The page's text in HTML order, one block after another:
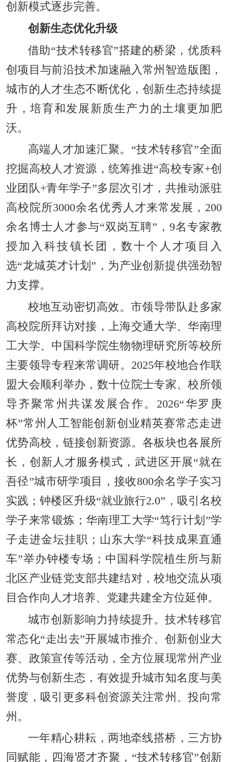
创新模式逐步完善。
创新生态优化升级
借助“技术转移官”搭建的桥梁，优质科
创项目与前沿技术加速融入常州智造版图，
城市的人才生态不断优化，创新生态持续提
升，培育和发展新质生产力的土壤更加肥
沃。
高端人才加速汇聚。“技术转移官”全面
挖掘高校人才资源，统筹推进“高校专家+创
业团队+青年学子”多层次引才，共推动派驻
高校院所3000余名优秀人才来常发展，200
余名博士人才参与“双岗互聘”，9名专家教
授加入科技镇长团，数十个人才项目入
选“龙城英才计划”，为产业创新提供强劲智
力支撑。
校地互动密切高效。市领导带队赴多家
高校院所拜访对接，上海交通大学、华南理
工大学、中国科学院生物物理研究所等校所
主要领导专程来常调研。2025年校地合作联
盟大会顺利举办，数十位院士专家、校所领
导齐聚常州共谋发展合作。2026“华罗庚
杯”常州人工智能创新创业精英赛常态走进
优势高校，链接创新资源。各板块也各展所
长，创新人才服务模式，武进区开展“就在
吾径”城市研学项目，接收800余名学子实习
实践；钟楼区升级“就业旅行2.0”，吸引名校
学子来常锻炼；华南理工大学“笃行计划”学
子走进金坛挂职；山东大学“科技成果直通
车”举办钟楼专场；中国科学院植生所与新
北区产业链党支部共建结对，校地交流从项
目合作向人才培养、党建共建全方位延伸。
城市创新影响力持续提升。技术转移官
常态化“走出去”开展城市推介、创新创业大
赛、政策宣传等活动，全方位展现常州产业
优势与创新生态，有效提升城市知名度与美
誉度，吸引更多科创资源关注常州、投向常
州。
一年精心耕耘，两地牵线搭桥，三方协
同赋能，四海贤才齐聚，“技术转移官”创新